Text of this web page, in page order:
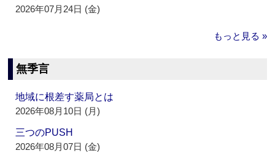
2026年07月24日 (金)
もっと見る »
無季言
地域に根差す薬局とは
2026年08月10日 (月)
三つのPUSH
2026年08月07日 (金)